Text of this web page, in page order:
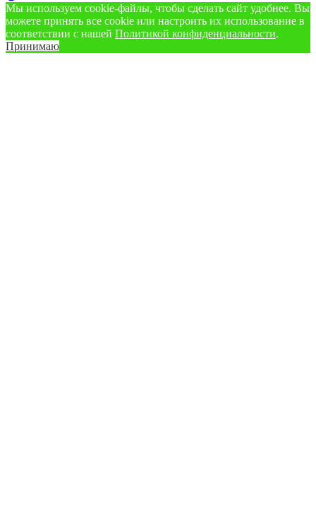
Мы используем cookie‑файлы, чтобы сделать сайт удобнее. Вы
можете принять все cookie или настроить их использование в
соответствии с нашей Политикой конфиденциальности.
Принимаю